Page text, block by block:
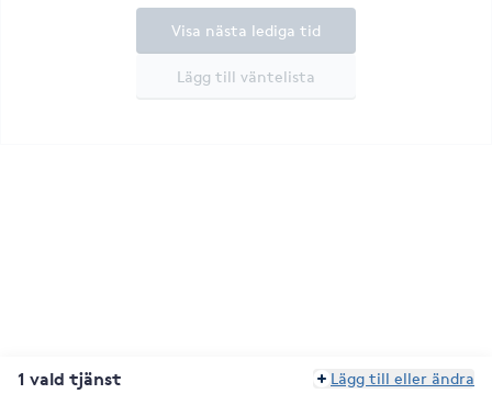
Lägg till väntelista
Visa nästa lediga tid
1 vald tjänst Lägg till eller ändra